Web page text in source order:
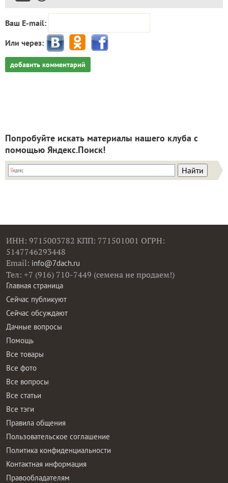
Ваш E-mail:
Или через:
добавить комментарий
Попробуйте искать материалы нашего клуба с
помощью Яндекс.Поиск!
ИНН: 9715003782 КПП: 771501001 ОГРН:
5147746293448
Email: info@7dach.ru
Тел: +7 (916) 710-7449 (семена не продаем!)
Главная страница
Сейчас публикуют
Сейчас обсуждают
Дачные вопросы
Помощь
Все товары
Все фото
Все вопросы
Все статьи
Все тэги
Правила общения
Пользовательское соглашение
Политика конфиденциальности
Контактная информация
Правообладателям